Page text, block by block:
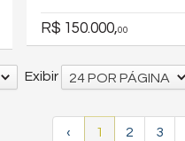
R$ 150.000,00
Exibir 24 POR PÁGINA
‹ 1 2 3